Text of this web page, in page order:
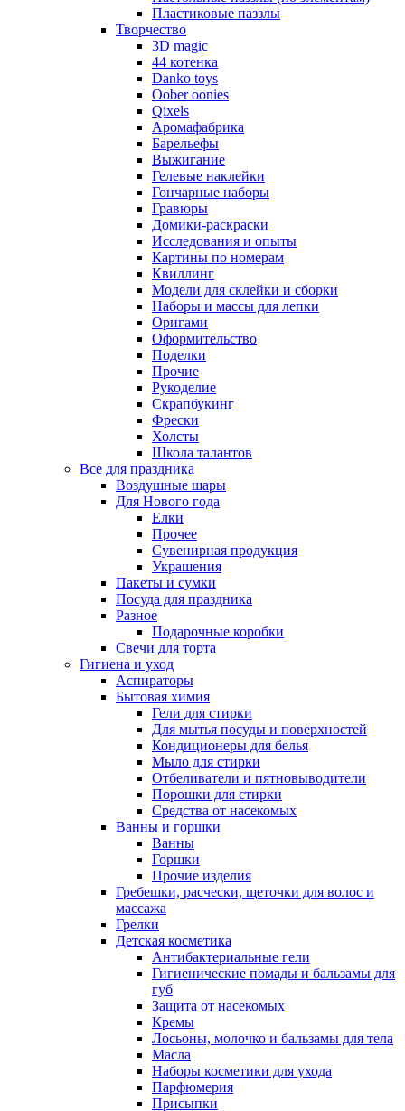
Пластиковые паззлы
Творчество
3D magic
44 котенка
Danko toys
Oober oonies
Qixels
Аромафабрика
Барельефы
Выжигание
Гелевые наклейки
Гончарные наборы
Гравюры
Домики-раскраски
Исследования и опыты
Картины по номерам
Квиллинг
Модели для склейки и сборки
Наборы и массы для лепки
Оригами
Оформительство
Поделки
Прочие
Рукоделие
Скрапбукинг
Фрески
Холсты
Школа талантов
Все для праздника
Воздушные шары
Для Нового года
Елки
Прочее
Сувенирная продукция
Украшения
Пакеты и сумки
Посуда для праздника
Разное
Подарочные коробки
Свечи для торта
Гигиена и уход
Аспираторы
Бытовая химия
Гели для стирки
Для мытья посуды и поверхностей
Кондиционеры для белья
Мыло для стирки
Отбеливатели и пятновыводители
Порошки для стирки
Средства от насекомых
Ванны и горшки
Ванны
Горшки
Прочие изделия
Гребешки, расчески, щеточки для волос и
массажа
Грелки
Детская косметика
Антибактериальные гели
Гигиенические помады и бальзамы для
губ
Защита от насекомых
Кремы
Лосьоны, молочко и бальзамы для тела
Масла
Наборы косметики для ухода
Парфюмерия
Присыпки